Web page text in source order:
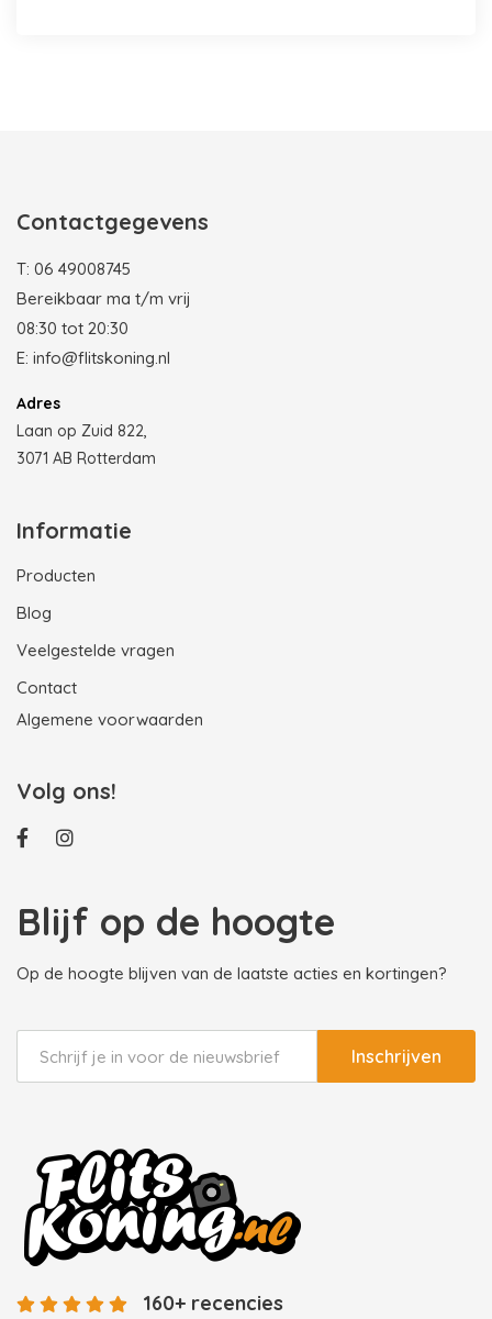
Contactgegevens
T: 06 49008745
Bereikbaar ma t/m vrij
08:30 tot 20:30
E: info@flitskoning.nl
Adres
Laan op Zuid 822,
3071 AB Rotterdam
Informatie
Producten
Blog
Veelgestelde vragen
Contact
Algemene voorwaarden
Volg ons!
Blijf op de hoogte
Op de hoogte blijven van de laatste acties en kortingen?
Inschrijven
160+ recencies